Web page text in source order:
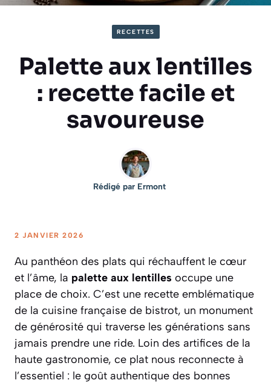
RECETTES
Palette aux lentilles
: recette facile et
savoureuse
Rédigé par Ermont
2 JANVIER 2026
Au panthéon des plats qui réchauffent le cœur
et l’âme, la palette aux lentilles occupe une
place de choix. C’est une recette emblématique
de la cuisine française de bistrot, un monument
de générosité qui traverse les générations sans
jamais prendre une ride. Loin des artifices de la
haute gastronomie, ce plat nous reconnecte à
l’essentiel : le goût authentique des bonnes